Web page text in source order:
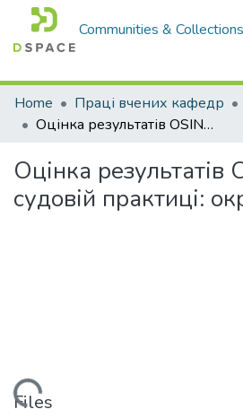
Communities & Collections
Home
Праці вчених кафедр
Оцінка результатів OSINT у судовій практиці: окремі питання
Оцінка результатів
судовій практиці:
Files